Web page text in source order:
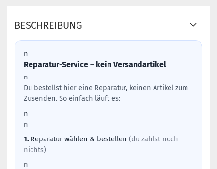
BESCHREIBUNG
n
Reparatur-Service – kein Versandartikel
n
Du bestellst hier eine Reparatur, keinen Artikel zum
Zusenden. So einfach läuft es:
n
n
1. Reparatur wählen & bestellen (du zahlst noch
nichts)
n